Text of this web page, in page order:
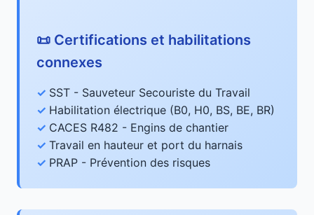
📜 Certifications et habilitations
connexes
SST - Sauveteur Secouriste du Travail
Habilitation électrique (B0, H0, BS, BE, BR)
CACES R482 - Engins de chantier
Travail en hauteur et port du harnais
PRAP - Prévention des risques